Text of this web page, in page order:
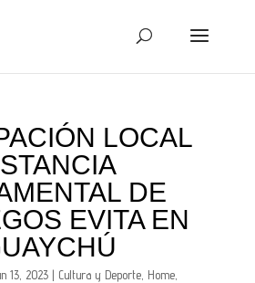
LOCAL
DE
EVITA EN
13, 2023| Cultura y Deporte, Home,